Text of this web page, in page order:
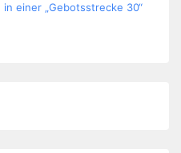
einer „Gebotsstrecke 30“